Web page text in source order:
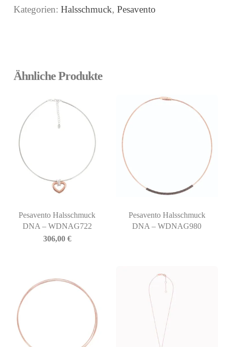
Kategorien: Halsschmuck, Pesavento
Ähnliche Produkte
Pesavento Halsschmuck
DNA – WDNAG722
306,00 €
Pesavento Halsschmuck
DNA – WDNAG980